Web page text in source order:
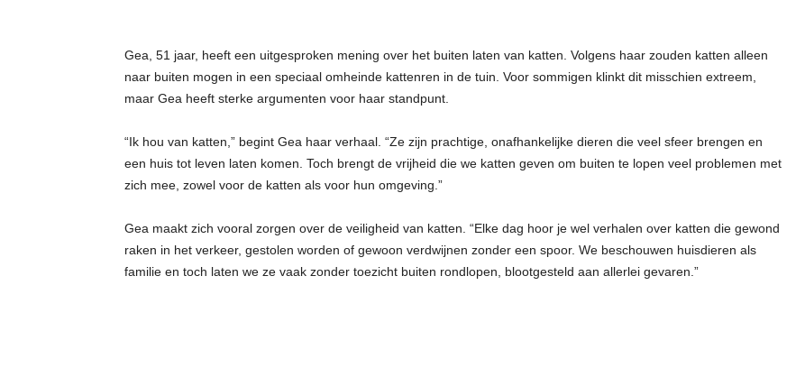
Gea, 51 jaar, heeft een uitgesproken mening over het buiten laten van katten. Volgens haar zouden katten alleen
naar buiten mogen in een speciaal omheinde kattenren in de tuin. Voor sommigen klinkt dit misschien extreem,
maar Gea heeft sterke argumenten voor haar standpunt.
“Ik hou van katten,” begint Gea haar verhaal. “Ze zijn prachtige, onafhankelijke dieren die veel sfeer brengen en
een huis tot leven laten komen. Toch brengt de vrijheid die we katten geven om buiten te lopen veel problemen met
zich mee, zowel voor de katten als voor hun omgeving.”
Gea maakt zich vooral zorgen over de veiligheid van katten. “Elke dag hoor je wel verhalen over katten die gewond
raken in het verkeer, gestolen worden of gewoon verdwijnen zonder een spoor. We beschouwen huisdieren als
familie en toch laten we ze vaak zonder toezicht buiten rondlopen, blootgesteld aan allerlei gevaren.”